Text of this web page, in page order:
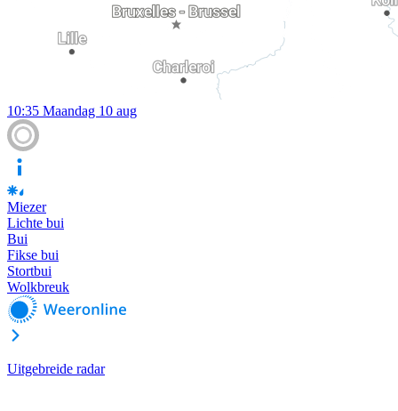
10:35 Maandag 10 aug
Miezer
Lichte bui
Bui
Fikse bui
Stortbui
Wolkbreuk
Uitgebreide radar